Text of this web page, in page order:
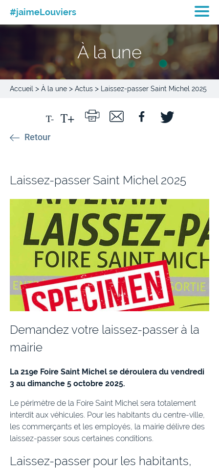
#jaimeLouviers
À la une
Accueil > À la une > Actus > Laissez-passer Saint Michel 2025
Retour
Laissez-passer Saint Michel 2025
Demandez votre laissez-passer à la
mairie
La 219e Foire Saint Michel se déroulera du vendredi
3 au dimanche 5 octobre 2025.
Le périmètre de la Foire Saint Michel sera totalement
interdit aux véhicules. Pour les habitants du centre-ville,
les commerçants et les employés, la mairie délivre des
laissez-passer sous certaines conditions.
Laissez-passer pour les habitants,